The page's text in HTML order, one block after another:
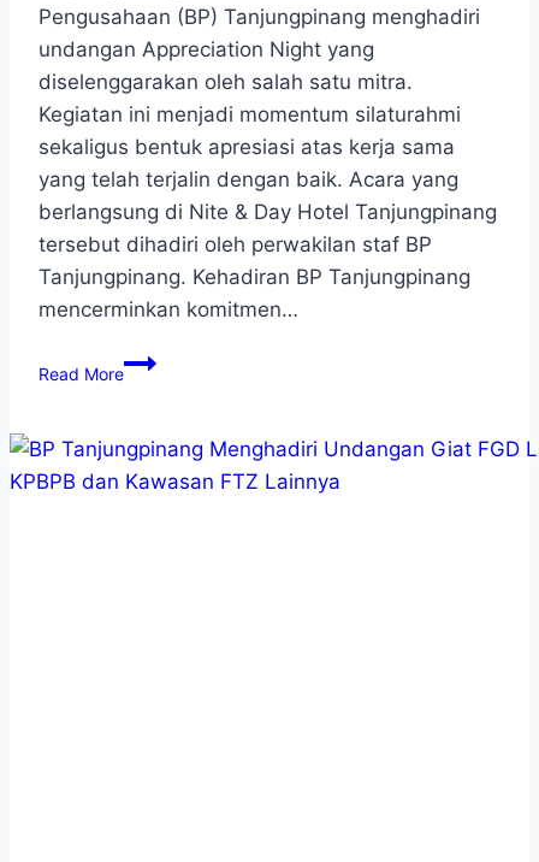
Pengusahaan (BP) Tanjungpinang menghadiri
undangan Appreciation Night yang
diselenggarakan oleh salah satu mitra.
Kegiatan ini menjadi momentum silaturahmi
sekaligus bentuk apresiasi atas kerja sama
yang telah terjalin dengan baik. Acara yang
berlangsung di Nite & Day Hotel Tanjungpinang
tersebut dihadiri oleh perwakilan staf BP
Tanjungpinang. Kehadiran BP Tanjungpinang
mencerminkan komitmen…
Read More